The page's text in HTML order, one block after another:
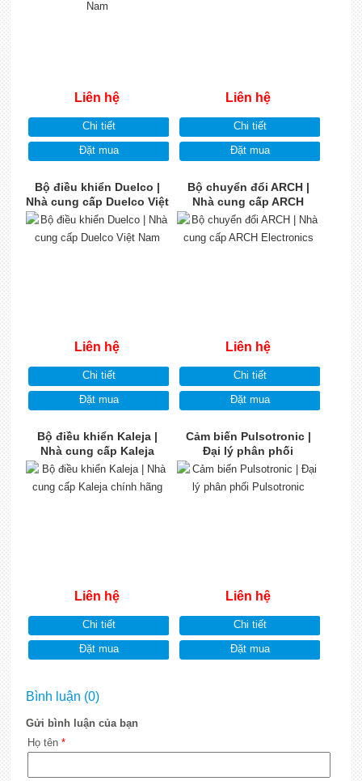
Liên hệ
Chi tiết
Đặt mua
Liên hệ
Chi tiết
Đặt mua
Bộ điều khiển Duelco |
Nhà cung cấp Duelco Việt
Nam
Liên hệ
Chi tiết
Đặt mua
Bộ chuyển đổi ARCH |
Nhà cung cấp ARCH
Electronics
Liên hệ
Chi tiết
Đặt mua
Bộ điều khiển Kaleja |
Nhà cung cấp Kaleja
chính hãng
Liên hệ
Chi tiết
Đặt mua
Cảm biến Pulsotronic |
Đại lý phân phối
Pulsotronic
Liên hệ
Chi tiết
Đặt mua
Bình luận (0)
Gửi bình luận của bạn
Họ tên *